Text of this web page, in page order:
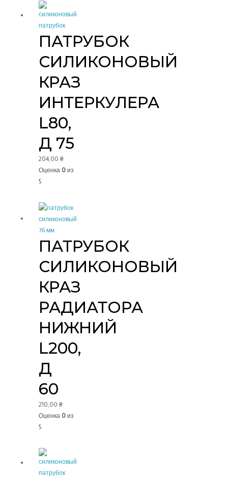
ПАТРУБОК
СИЛИКОНОВЫЙ
КРАЗ
ИНТЕРКУЛЕРА
L80,
Д 75
204,00 ₴
Оценка 0 из
5
ПАТРУБОК
СИЛИКОНОВЫЙ
КРАЗ
РАДИАТОРА
НИЖНИЙ
L200,
Д
60
210,00 ₴
Оценка 0 из
5